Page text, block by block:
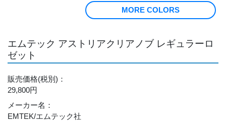
MORE COLORS
エムテック アストリアクリアノブ レギュラーロ
ゼット
販売価格(税別) ：
29,800円
メーカー名 ：
EMTEK/エムテック社